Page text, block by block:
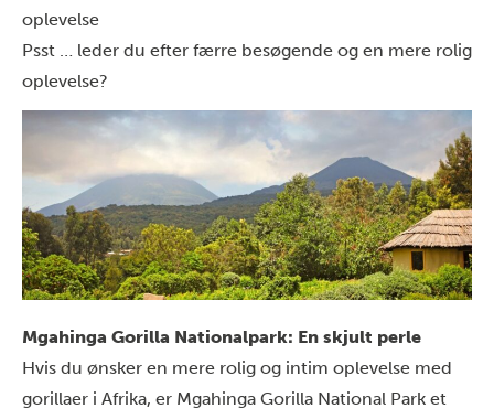
oplevelse
Psst … leder du efter færre besøgende og en mere rolig
oplevelse?
Mgahinga Gorilla Nationalpark: En skjult perle
Hvis du ønsker en mere rolig og intim oplevelse med
gorillaer i Afrika, er Mgahinga Gorilla National Park et